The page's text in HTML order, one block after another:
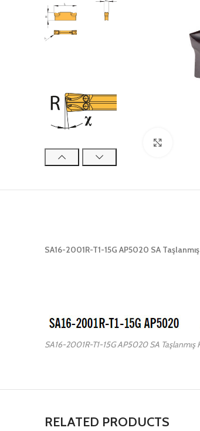
SA16-2001R-T1-15G AP5020 SA
SA16-2001R-T1-15G AP5020 SA Taşlanmış
RELATED PRODUCTS